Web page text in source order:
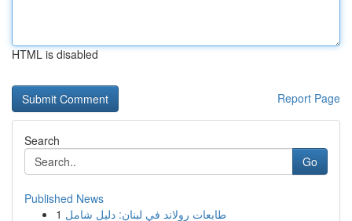
HTML is disabled
Report Page
Search
Go
Published News
1 طابعات رولاند في لبنان: دليل شامل